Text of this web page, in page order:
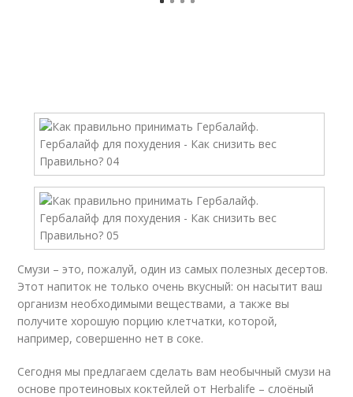
Смузи – это, пожалуй, один из самых полезных десертов.
Этот напиток не только очень вкусный: он насытит ваш
организм необходимыми веществами, а также вы
получите хорошую порцию клетчатки, которой,
например, совершенно нет в соке.
Сегодня мы предлагаем сделать вам необычный смузи на
основе протеиновых коктейлей от Herbalife – слоёный